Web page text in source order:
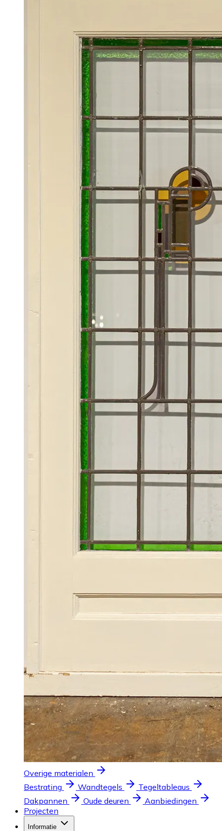
Overige materialen
Bestrating
Wandtegels
Tegeltableaus
Dakpannen
Oude deuren
Aanbiedingen
Projecten
Informatie